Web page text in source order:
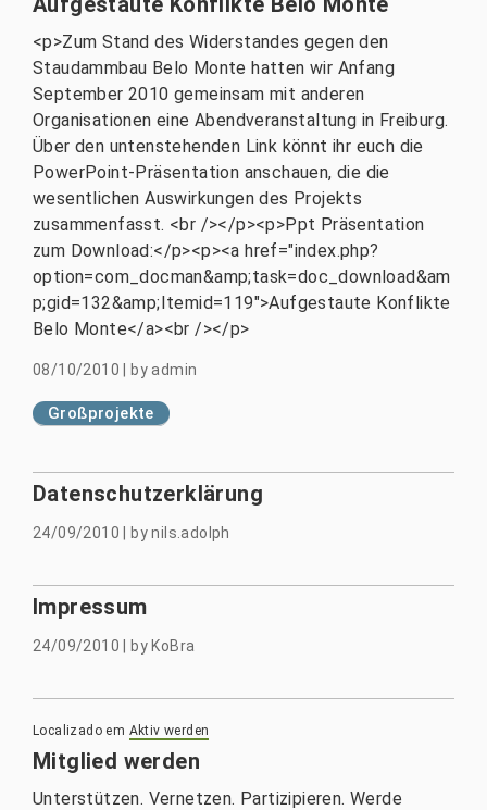
<p>Zum Stand des Widerstandes gegen den
Staudammbau Belo Monte hatten wir Anfang
September 2010 gemeinsam mit anderen
Organisationen eine Abendveranstaltung in Freiburg.
Über den untenstehenden Link könnt ihr euch die
PowerPoint-Präsentation anschauen, die die
wesentlichen Auswirkungen des Projekts
zusammenfasst. <br /></p><p>Ppt Präsentation
zum Download:</p><p><a href="index.php?
option=com_docman&amp;task=doc_download&am
p;gid=132&amp;Itemid=119">Aufgestaute Konflikte
Belo Monte</a><br /></p>
08/10/2010 byadmin
Großprojekte
Datenschutzerklärung
24/09/2010 bynils.adolph
Impressum
24/09/2010 by KoBra
Localizado em Aktiv werden
Mitglied werden
Unterstützen. Vernetzen. Partizipieren. Werde